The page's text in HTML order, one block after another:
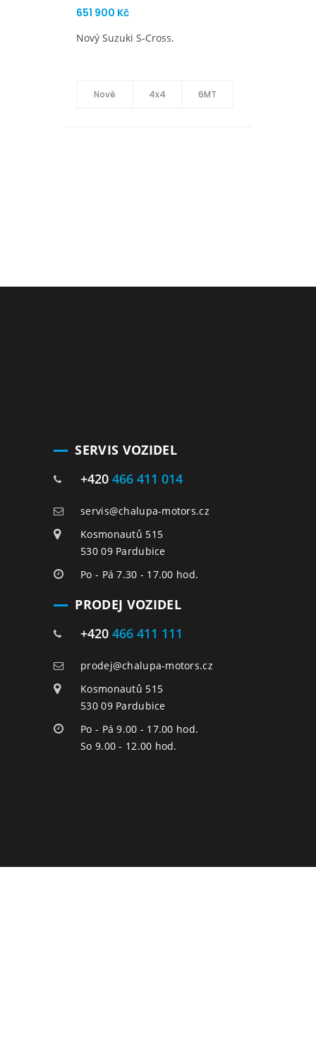
725 900 Kč
Omlazená Vitara.
Nové 4x4 AT
SERVIS VOZIDEL
+420 466 411 014
servis@chalupa-motors.cz
Kosmonautů 515
530 09 Pardubice
Po - Pá 7.30 - 17.00 hod.
PRODEJ VOZIDEL
+420 466 411 111
prodej@chalupa-motors.cz
Kosmonautů 515
530 09 Pardubice
Po - Pá 9.00 - 17.00 hod.
So 9.00 - 12.00 hod.